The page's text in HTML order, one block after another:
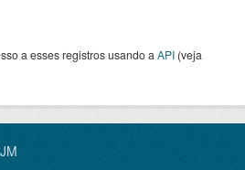
a esses registros usando a API (veja